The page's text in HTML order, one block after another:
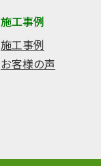
施工事例
施工事例
お客様の声